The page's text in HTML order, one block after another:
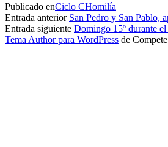
Publicado enCiclo CHomilía
Entrada anterior San Pedro y San Pablo,
Entrada siguiente Domingo 15º durante
Tema Author para WordPress de